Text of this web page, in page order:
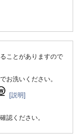
ことがありますので
お洗いください。
[説明]
認ください。